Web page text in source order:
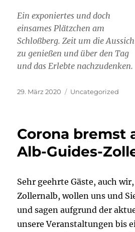
Ein exponiertes und doch
einsames Plätzchen am
Schloßberg. Zeit um die
zu genießen und über den Tag
und das Erlebte nachzudenken.
Veröffentlicht
29. März 2020 Kategorien
Uncategorized
Corona bremst
Alb-Guides-
Sehr geehrte Gäste, auch
Zollernalb, wollen uns und
und sagen aufgrund der
unsere Veranstaltungen bis